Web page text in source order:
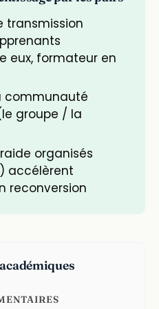
transmission
eux, formateur en
communauté
groupe / la
organisés
accélèrent
reconversion